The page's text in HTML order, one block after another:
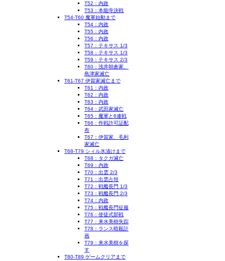
T52：内政
T53：本能寺決戦
T54-T60 魔軍始動まで
T54：内政
T55：内政
T56：内政
T57：テキサス 1/3
T58：テキサス 1/3
T59：テキサス 2/3
T60：浅井朝倉家、
島津家滅亡
T61-T67 伊賀家滅亡まで
T61：内政
T62：内政
T63：内政
T64：武田家滅亡
T65：魔軍と6連戦
T66：作戦許可証配
布
T67：伊賀家、毛利
家滅亡
T68-T79 シィル氷漬けまで
T68：タクガ滅亡
T69：内政
T70：出雲 2/3
T71：出雲占領
T72：戦艦長門 1/3
T73：戦艦長門 2/3
T74：内政
T75：戦艦長門征服
T76：使徒式部戦
T77：来水美樹失踪
T78：ランス暗殺計
画
T79：来水美樹を探
す
T80-T89 ゲームクリアまで